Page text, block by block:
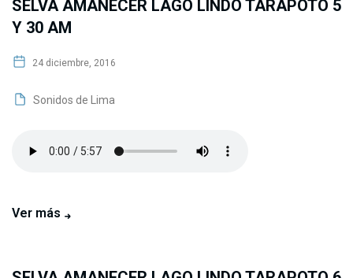
SELVA AMANECER LAGO LINDO TARAPOTO 5
Y 30 AM
24 diciembre, 2016
Sonidos de Lima
Ver más